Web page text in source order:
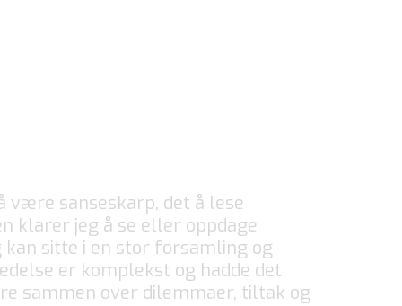
være sanseskarp, det å lese
klarer jeg å se eller oppdage
sitte i en stor forsamling og
er komplekst og hadde det
sammen over dilemmaer, tiltak og